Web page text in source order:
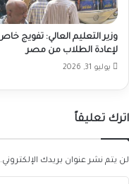
وزير التعليم العالي: تفويج
لإعادة الطلاب من مصر
يوليو 31, 2026
اترك تعليقاً
لن يتم نشر عنوان بريدك الإلكتروني.